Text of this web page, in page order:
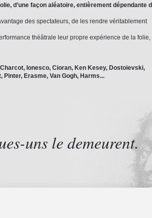
d’une façon aléatoire, entièrement dépendante
des spectateurs, de les rendre véritablement
théâtrale leur propre expérience de la folie,
Ionesco, Cioran, Ken Kesey, Dostoïevski,
Erasme, Van Gogh, Harms...
uns le demeurent.